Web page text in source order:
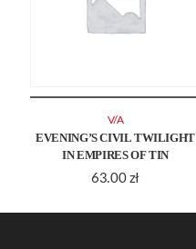
EVENING’S CIVIL TWILIGHT
IN EMPIRES OF TIN
63.00 zł
V/A